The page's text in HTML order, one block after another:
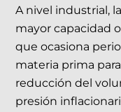
A nivel industrial,
mayor capacidad
que ocasiona
materia prima
reducción del
presión